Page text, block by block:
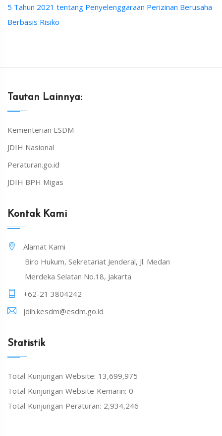
5 Tahun 2021 tentang Penyelenggaraan Perizinan Berusaha
Berbasis Risiko
Tautan Lainnya:
Kementerian ESDM
JDIH Nasional
Peraturan.go.id
JDIH BPH Migas
Kontak Kami
Alamat Kami
Biro Hukum, Sekretariat Jenderal, Jl. Medan
Merdeka Selatan No.18, Jakarta
+62-21 3804242
jdih.kesdm@esdm.go.id
Statistik
Total Kunjungan Website: 13,699,975
Total Kunjungan Website Kemarin: 0
Total Kunjungan Peraturan: 2,934,246